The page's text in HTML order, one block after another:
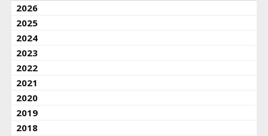
2026
2025
2024
2023
2022
2021
2020
2019
2018